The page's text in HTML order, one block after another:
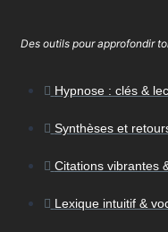
Des outils pour approfondir
Hypnose : clés &
Synthèses et
Citations vibrantes
Lexique intuitif &